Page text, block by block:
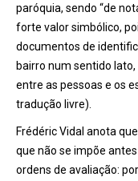
paróquia, sendo “de
forte valor simbólico,
documentos de
bairro num sentido
entre as pessoas e os
tradução livre).
Frédéric Vidal anota que
que não se impõe
ordens de avaliação: